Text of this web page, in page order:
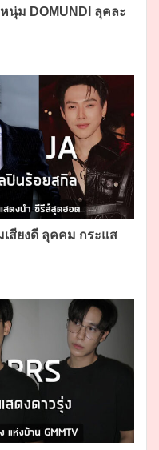
นุ่ม DOMUNDI ลุคละ
สียงดี ลุคคม กระแส